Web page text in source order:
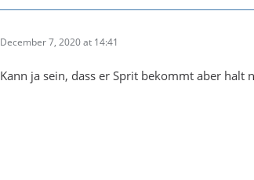
December 7, 2020 at 14:41
Kann ja sein, dass er Sprit bekommt aber halt